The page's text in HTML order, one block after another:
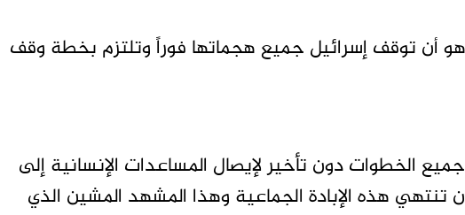
أن توقف إسرائيل جميع هجماتها فوراً وتلتزم بخطة وقف
الخطوات دون تأخير لإيصال المساعدات الإنسانية إلى
هذه الإبادة الجماعية وهذا المشهد المشين الذي